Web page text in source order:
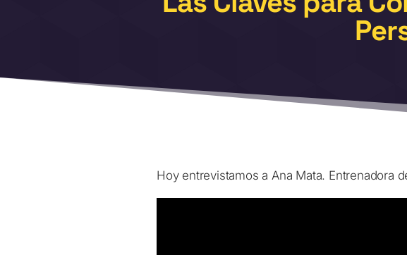
Hoy entrevistamos a Ana Mata.